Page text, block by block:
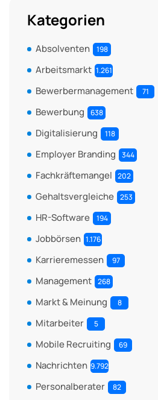
Kategorien
Absolventen 198
Arbeitsmarkt 1.261
Bewerbermanagement 71
Bewerbung 638
Digitalisierung 118
Employer Branding 344
Fachkräftemangel 202
Gehaltsvergleiche 253
HR-Software 194
Jobbörsen 1.176
Karrieremessen 97
Management 268
Markt & Meinung 8
Mitarbeiter 5
Mobile Recruiting 69
Nachrichten 9.792
Personalberater 82